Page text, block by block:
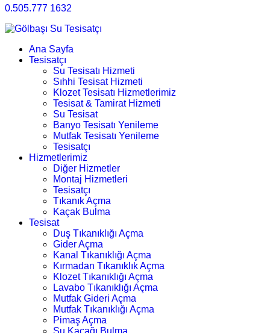
0.505.777 1632
Ana Sayfa
Tesisatçı
Su Tesisatı Hizmeti
Sıhhi Tesisat Hizmeti
Klozet Tesisatı Hizmetlerimiz
Tesisat & Tamirat Hizmeti
Su Tesisat
Banyo Tesisatı Yenileme
Mutfak Tesisatı Yenileme
Tesisatçı
Hizmetlerimiz
Diğer Hizmetler
Montaj Hizmetleri
Tesisatçı
Tıkanık Açma
Kaçak Bulma
Tesisat
Duş Tıkanıklığı Açma
Gider Açma
Kanal Tıkanıklığı Açma
Kırmadan Tıkanıklık Açma
Klozet Tıkanıklığı Açma
Lavabo Tıkanıklığı Açma
Mutfak Gideri Açma
Mutfak Tıkanıklığı Açma
Pimaş Açma
Su Kaçağı Bulma